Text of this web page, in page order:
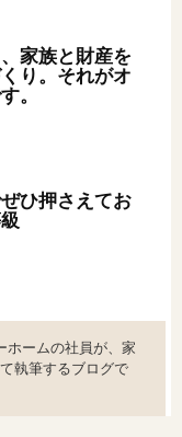
家族と財産を
り。それがオ
。
ひ押さえてお
ホームの社員が、家
執筆するブログで